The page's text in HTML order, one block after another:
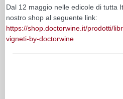
Dal 12 maggio nelle edicole di tutta
nostro shop al seguente link:
https://shop.doctorwine.it/prodotti/
vigneti-by-doctorwine